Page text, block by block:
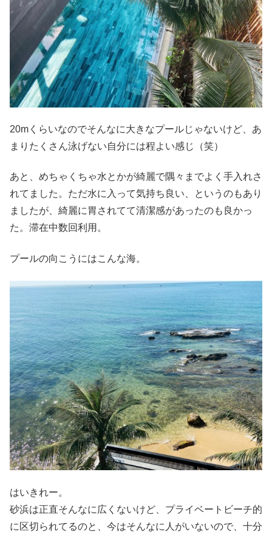
20mくらいなのでそんなに大きなプールじゃないけど、あ
まりたくさん泳げない自分には程よい感じ（笑）
あと、めちゃくちゃ水とかが綺麗で隅々までよく手入れさ
れてました。ただ水に入って気持ち良い、というのもあり
ましたが、綺麗に胃されてて清潔感があったのも良かっ
た。滞在中数回利用。
プールの向こうにはこんな海。
はいきれー。
砂浜は正直そんなに広くないけど、プライベートビーチ的
に区切られてるのと、今はそんなに人がいないので、十分